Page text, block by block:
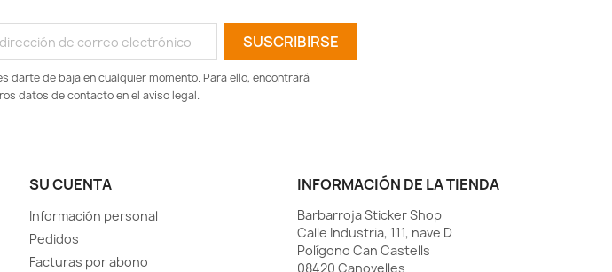
darte de baja en cualquier momento. Para ello, encontrará
datos de contacto en el aviso legal.
SU CUENTA
Información personal
Pedidos
Facturas por abono
INFORMACIÓN DE LA TIENDA
Barbarroja Sticker Shop
Calle Industria, 111, nave D
Polígono Can Castells
08420 Canovelles